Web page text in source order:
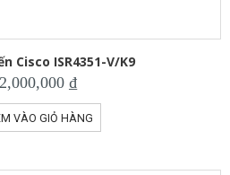
Cisco ISR4351-V/K9
₫
VÀO GIỎ HÀNG